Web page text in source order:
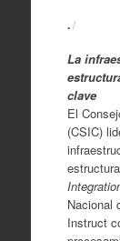
./
La
clave
El
(CSIC)
Nacional
Instruct